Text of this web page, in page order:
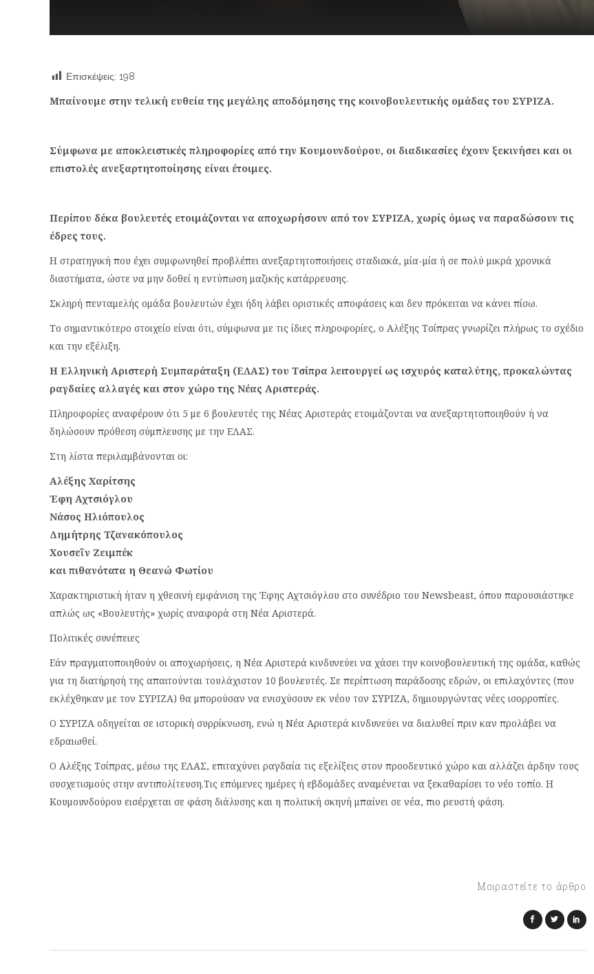
Επισκέψεις: 198
Μπαίνουμε στην τελική ευθεία της μεγάλης αποδόμησης της κοινοβουλευτικής ομάδας του ΣΥΡΙΖΑ.
Σύμφωνα με αποκλειστικές πληροφορίες από την Κουμουνδούρου, οι διαδικασίες έχουν ξεκινήσει και οι
επιστολές ανεξαρτητοποίησης είναι έτοιμες.
Περίπου δέκα βουλευτές ετοιμάζονται να αποχωρήσουν από τον ΣΥΡΙΖΑ, χωρίς όμως να παραδώσουν τις
έδρες τους.
Η στρατηγική που έχει συμφωνηθεί προβλέπει ανεξαρτητοποιήσεις σταδιακά, μία-μία ή σε πολύ μικρά χρονικά
διαστήματα, ώστε να μην δοθεί η εντύπωση μαζικής κατάρρευσης.
Σκληρή πενταμελής ομάδα βουλευτών έχει ήδη λάβει οριστικές αποφάσεις και δεν πρόκειται να κάνει πίσω.
Το σημαντικότερο στοιχείο είναι ότι, σύμφωνα με τις ίδιες πληροφορίες, ο Αλέξης Τσίπρας γνωρίζει πλήρως το σχέδιο
και την εξέλιξη.
Η Ελληνική Αριστερή Συμπαράταξη (ΕΛΑΣ) του Τσίπρα λειτουργεί ως ισχυρός καταλύτης, προκαλώντας
ραγδαίες αλλαγές και στον χώρο της Νέας Αριστεράς.
Πληροφορίες αναφέρουν ότι 5 με 6 βουλευτές της Νέας Αριστεράς ετοιμάζονται να ανεξαρτητοποιηθούν ή να
δηλώσουν πρόθεση σύμπλευσης με την ΕΛΑΣ.
Στη λίστα περιλαμβάνονται οι:
Αλέξης Χαρίτσης
Έφη Αχτσιόγλου
Νάσος Ηλιόπουλος
Δημήτρης Τζανακόπουλος
Χουσεΐν Ζειμπέκ
και πιθανότατα η Θεανώ Φωτίου
Χαρακτηριστική ήταν η χθεσινή εμφάνιση της Έφης Αχτσιόγλου στο συνέδριο του Newsbeast, όπου παρουσιάστηκε
απλώς ως «Βουλευτής» χωρίς αναφορά στη Νέα Αριστερά.
Πολιτικές συνέπειες
Εάν πραγματοποιηθούν οι αποχωρήσεις, η Νέα Αριστερά κινδυνεύει να χάσει την κοινοβουλευτική της ομάδα, καθώς
για τη διατήρησή της απαιτούνται τουλάχιστον 10 βουλευτές. Σε περίπτωση παράδοσης εδρών, οι επιλαχόντες (που
εκλέχθηκαν με τον ΣΥΡΙΖΑ) θα μπορούσαν να ενισχύσουν εκ νέου τον ΣΥΡΙΖΑ, δημιουργώντας νέες ισορροπίες.
Ο ΣΥΡΙΖΑ οδηγείται σε ιστορική συρρίκνωση, ενώ η Νέα Αριστερά κινδυνεύει να διαλυθεί πριν καν προλάβει να
εδραιωθεί.
Ο Αλέξης Τσίπρας, μέσω της ΕΛΑΣ, επιταχύνει ραγδαία τις εξελίξεις στον προοδευτικό χώρο και αλλάζει άρδην τους
συσχετισμούς στην αντιπολίτευση.Τις επόμενες ημέρες ή εβδομάδες αναμένεται να ξεκαθαρίσει το νέο τοπίο. Η
Κουμουνδούρου εισέρχεται σε φάση διάλυσης και η πολιτική σκηνή μπαίνει σε νέα, πιο ρευστή φάση.
Μοιραστείτε το άρθρο